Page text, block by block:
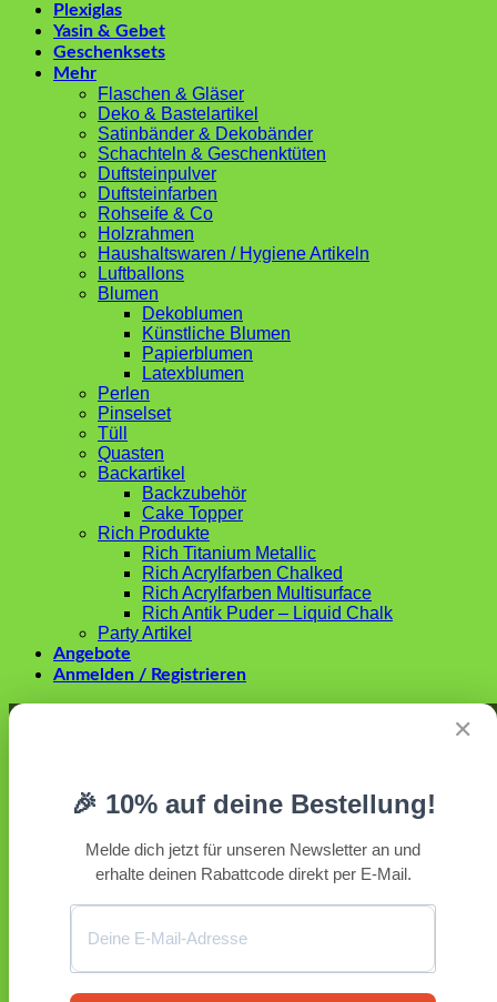
Plexiglas
Yasin & Gebet
Geschenksets
Mehr
Flaschen & Gläser
Deko & Bastelartikel
Satinbänder & Dekobänder
Schachteln & Geschenktüten
Duftsteinpulver
Duftsteinfarben
Rohseife & Co
Holzrahmen
Haushaltswaren / Hygiene Artikeln
Luftballons
Blumen
Dekoblumen
Künstliche Blumen
Papierblumen
Latexblumen
Perlen
Pinselset
Tüll
Quasten
Backartikel
Backzubehör
Cake Topper
Rich Produkte
Rich Titanium Metallic
Rich Acrylfarben Chalked
Rich Acrylfarben Multisurface
Rich Antik Puder – Liquid Chalk
Party Artikel
Angebote
Anmelden / Registrieren
✕
🎉 10% auf deine Bestellung!
Melde dich jetzt für unseren Newsletter an und
erhalte deinen Rabattcode direkt per E-Mail.
Anmelden
Angemeldet bleiben Anmelden
Passwort vergessen?
Registrieren